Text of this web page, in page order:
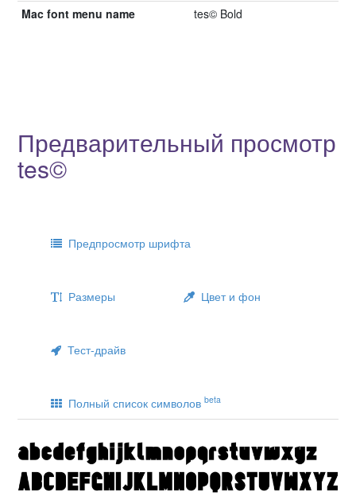
Mac font menu name
tes© Bold
Предварительный просмотр
tes©
Предпросмотр шрифта
Размеры Цвет и фон
Тест-драйв
Полный список символов beta